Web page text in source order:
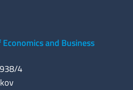
and Business
4